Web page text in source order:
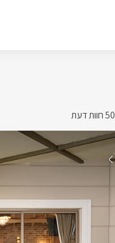
50 חוות דעת